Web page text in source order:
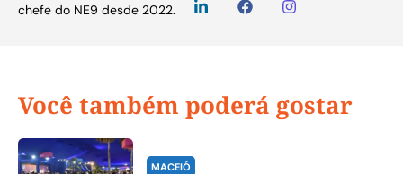
chefe do NE9 desde 2022.
Você também poderá gostar
MACEIÓ